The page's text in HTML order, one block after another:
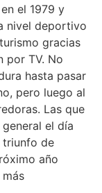
el 1979 y
nivel deportivo
gracias
por TV. No
hasta pasar
pero luego al
Las que
el día
triunfo de
año